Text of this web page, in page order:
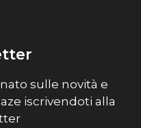
sulle novità e
iscrivendoti alla